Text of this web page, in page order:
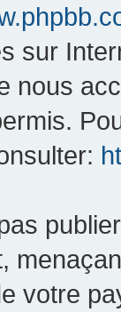
sur
nous
votre